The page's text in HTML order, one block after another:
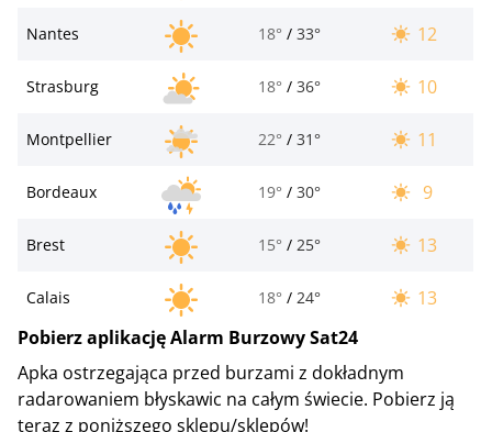
Nantes 18° / 33° 12
Strasburg 18° / 36° 10
Montpellier 22° / 31° 11
Bordeaux 19° / 30° 9
Brest 15° / 25° 13
Calais 18° / 24°
13
Pobierz aplikację Alarm Burzowy Sat24
Apka ostrzegająca przed burzami z dokładnym
radarowaniem błyskawic na całym świecie. Pobierz ją
teraz z poniższego sklepu/sklepów!